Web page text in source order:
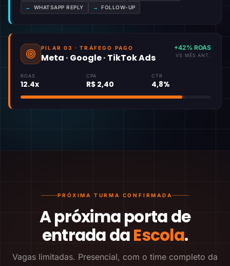
→ WHATSAPP REPLY → FOLLOW-UP
PILAR 03 · TRÁFEGO PAGO
Meta · Google · TikTok Ads
+42% ROAS
VS MÊS ANT.
ROAS
12.4x
CPA
R$ 2,40
CTR
4,8%
PRÓXIMA TURMA CONFIRMADA
A próxima porta de
entrada daEscola.
Vagas limitadas. Presencial, com o time completo da